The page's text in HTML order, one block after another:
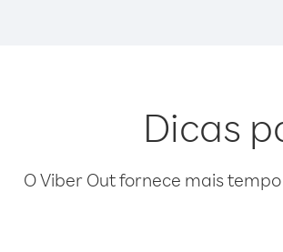
Dicas
O Viber Out fornece mais